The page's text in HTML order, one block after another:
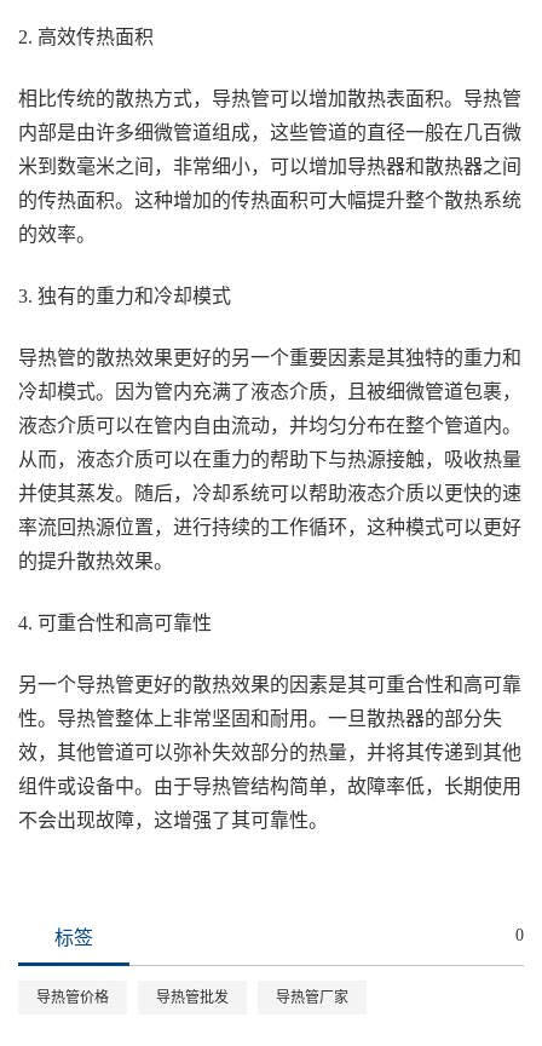
2. 高效传热面积
相比传统的散热方式，导热管可以增加散热表面积。导热管
内部是由许多细微管道组成，这些管道的直径一般在几百微
米到数毫米之间，非常细小，可以增加导热器和散热器之间
的传热面积。这种增加的传热面积可大幅提升整个散热系统
的效率。
3. 独有的重力和冷却模式
导热管的散热效果更好的另一个重要因素是其独特的重力和
冷却模式。因为管内充满了液态介质，且被细微管道包裹，
液态介质可以在管内自由流动，并均匀分布在整个管道内。
从而，液态介质可以在重力的帮助下与热源接触，吸收热量
并使其蒸发。随后，冷却系统可以帮助液态介质以更快的速
率流回热源位置，进行持续的工作循环，这种模式可以更好
的提升散热效果。
4. 可重合性和高可靠性
另一个导热管更好的散热效果的因素是其可重合性和高可靠
性。导热管整体上非常坚固和耐用。一旦散热器的部分失
效，其他管道可以弥补失效部分的热量，并将其传递到其他
组件或设备中。由于导热管结构简单，故障率低，长期使用
不会出现故障，这增强了其可靠性。
标签 0
导热管价格 导热管批发 导热管厂家